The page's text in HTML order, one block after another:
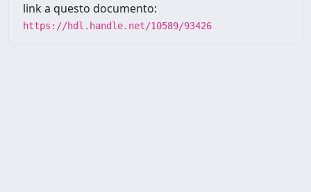
link a questo documento:
https://hdl.handle.net/10589/93426